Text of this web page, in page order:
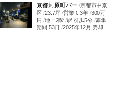
京都河原町バー /京都市中京
区 /23.7坪 /営業 0.3年 /300万
円 /地上2階 /駅 徒歩5分 /募集
期間 53日 /2025年12月 売却